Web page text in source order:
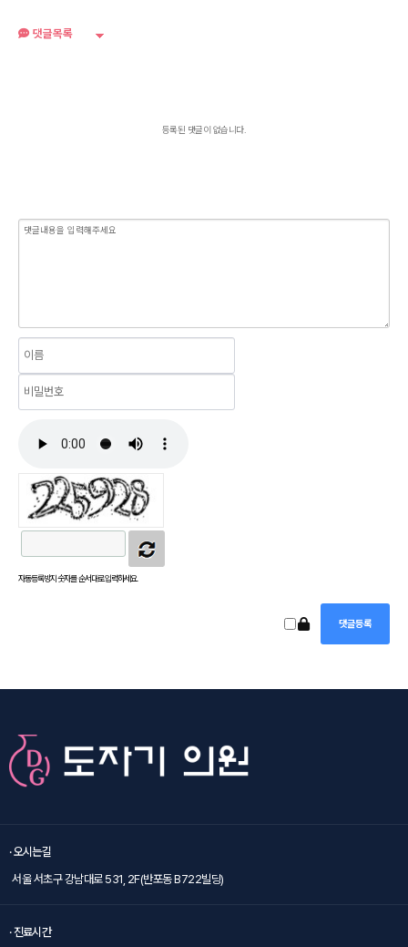
댓글목록
등록된 댓글이 없습니다.
자동등록방지 숫자를 순서대로 입력하세요.
· 오시는길
서울 서초구 강남대로 531, 2F(반포동 B722빌딩)
· 진료시간